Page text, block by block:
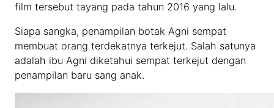
film tersebut tayang pada tahun 2016 yang lalu.
Siapa sangka, penampilan botak Agni sempat
membuat orang terdekatnya terkejut. Salah satunya
adalah ibu Agni diketahui sempat terkejut dengan
penampilan baru sang anak.